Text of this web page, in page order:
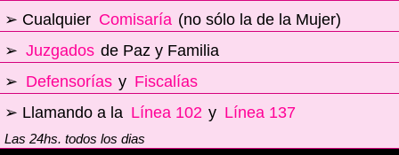
➢ Cualquier Comisaría (no sólo la de la Mujer)
➢ Juzgados de Paz y Familia
➢ Defensorías y Fiscalías
➢ Llamando a la Línea 102 y Línea 137
Las 24hs. todos los dias